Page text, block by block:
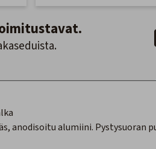
anodisoitu alumiini. Pystysuoran